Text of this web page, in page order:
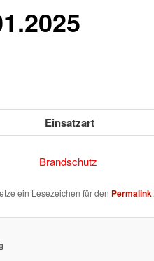
Einsatzart
Brandschutz
ein Lesezeichen für den Permalink.